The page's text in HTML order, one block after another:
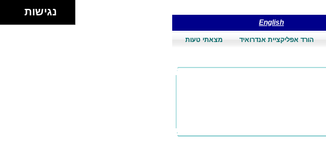
English
הורד אפליקציית אנדרואיד מצאתי טעות
נגישות